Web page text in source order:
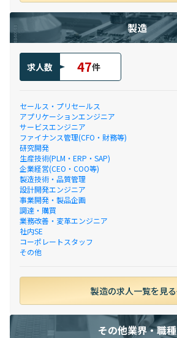
製造
求人数 47件
セールス・プリセールス
アプリケーションエンジニア
サービスエンジニア
ファイナンス管理(CFO・財務等)
研究開発
生産技術(PLM・ERP・SAP)
企業経営(CEO・COO等)
製造技術・品質管理
設計開発エンジニア
事業開発・製品企画
調達・購買
業務改善・変革エンジニア
社内SE
コーポレートスタッフ
その他
製造の求人一覧を見る
その他業界・職種